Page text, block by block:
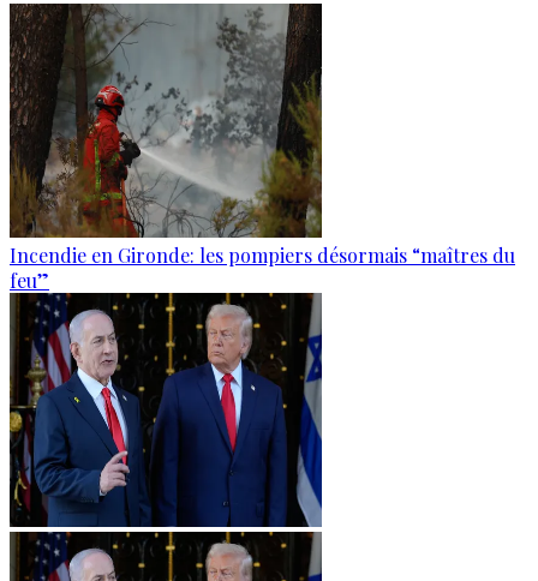
Incendie en Gironde: les pompiers désormais “maîtres du
feu”